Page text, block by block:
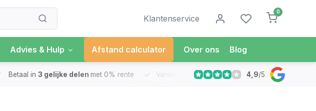
Klantenservice
0
Advies & Hulp Afstand calculator Over ons Blog
Betaal in 3 gelijke delen met 0% rente Vandaag besteldMorgen in Huis*
4,9/5